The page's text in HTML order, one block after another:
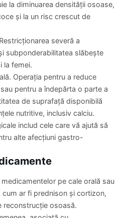
la diminuarea densității osoase,
și la un risc crescut de
severă a
subponderabilitatea slăbește
la femei.
Operația pentru a reduce
pentru a îndepărta o parte a
de suprafață disponibilă
nutritive, inclusiv calciu.
includ cele care vă ajută să
alte afecțiuni gastro-
pe cale orală sau
ar fi prednison și cortizon,
reconstrucție osoasă.